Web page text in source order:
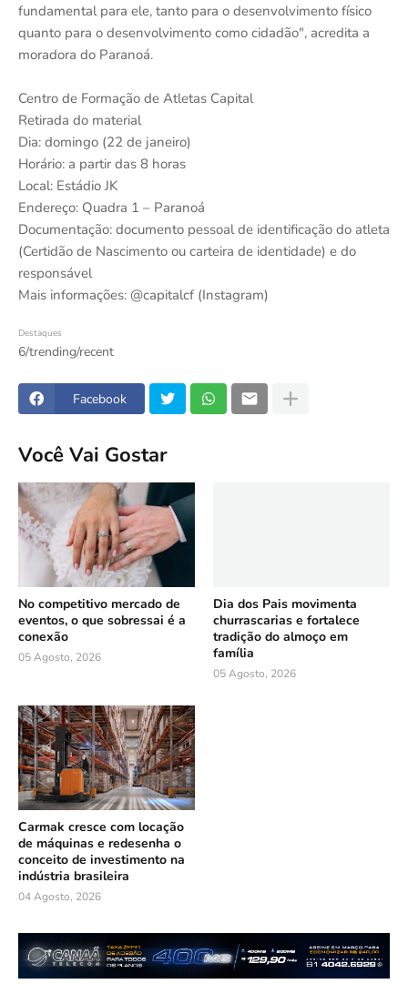
fundamental para ele, tanto para o desenvolvimento físico
quanto para o desenvolvimento como cidadão", acredita a
moradora do Paranoá.
Centro de Formação de Atletas Capital
Retirada do material
Dia: domingo (22 de janeiro)
Horário: a partir das 8 horas
Local: Estádio JK
Endereço: Quadra 1 – Paranoá
Documentação: documento pessoal de identificação do atleta
(Certidão de Nascimento ou carteira de identidade) e do
responsável
Mais informações: @capitalcf (Instagram)
Destaques
6/trending/recent
Facebook
Você Vai Gostar
No competitivo mercado de
eventos, o que sobressai é a
conexão
05 Agosto, 2026
Dia dos Pais movimenta
churrascarias e fortalece
tradição do almoço em
família
05 Agosto, 2026
Carmak cresce com locação
de máquinas e redesenha o
conceito de investimento na
indústria brasileira
04 Agosto, 2026